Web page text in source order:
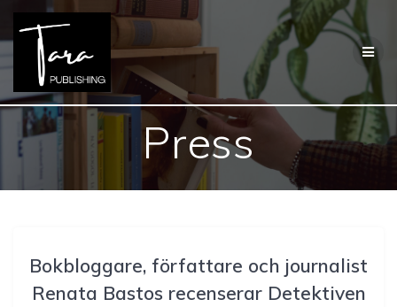
till
innehåll
Press
Bokbloggare, författare och journalist
Renata Bastos recenserar Detektiven